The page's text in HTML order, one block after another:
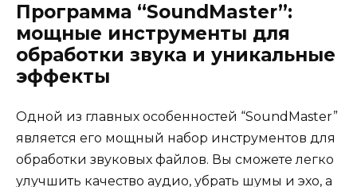
Программа “SoundMaster”:
мощные инструменты для
обработки звука и уникальные
эффекты
Одной из главных особенностей “SoundMaster”
является его мощный набор инструментов для
обработки звуковых файлов. Вы сможете легко
улучшить качество аудио, убрать шумы и эхо, а